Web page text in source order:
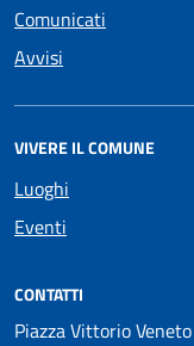
Comunicati
Avvisi
VIVERE IL COMUNE
Luoghi
Eventi
CONTATTI
Piazza Vittorio